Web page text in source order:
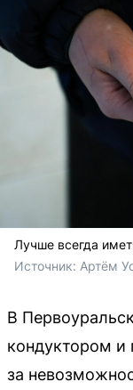
Лучше всегда
Источник: Артём
В
кондуктором
за